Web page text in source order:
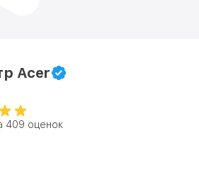
Acer
409 оценок